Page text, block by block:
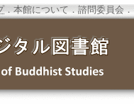
．本館について ．諮問委員会 ．